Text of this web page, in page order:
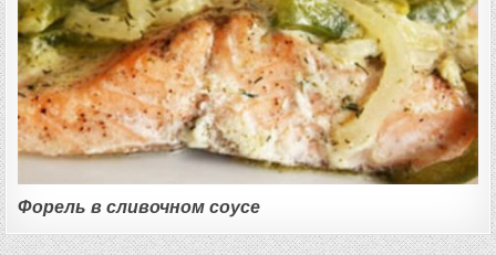
Форель в сливочном соусе